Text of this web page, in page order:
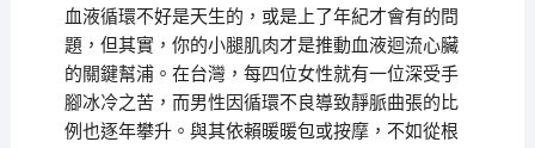
血液循環不好是天生的，或是上了年紀才會有的問
題，但其實，你的小腿肌肉才是推動血液迴流心臟
的關鍵幫浦。在台灣，每四位女性就有一位深受手
腳冰冷之苦，而男性因循環不良導致靜脈曲張的比
例也逐年攀升。與其依賴暖暖包或按摩，不如從根